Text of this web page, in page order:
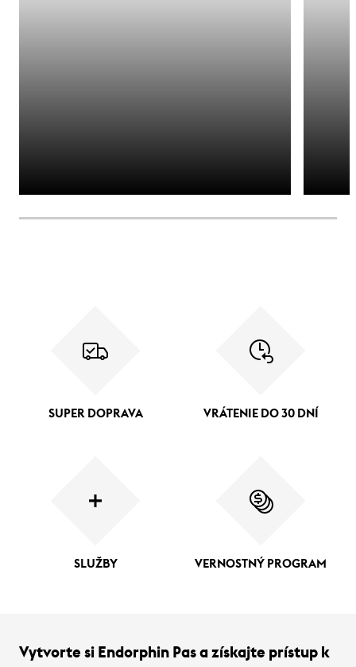
SUPER DOPRAVA VRÁTENIE DO 30 DNÍ
SLUŽBY VERNOSTNÝ PROGRAM
Vytvorte si Endorphin Pas a získajte prístup k